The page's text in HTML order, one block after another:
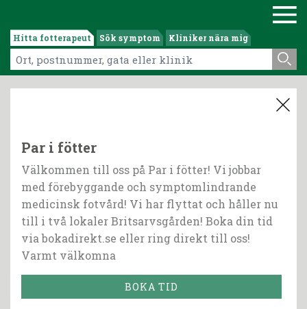
Hitta fotterapeut Sök symptom Kliniker nära mig
Par i fötter
Välkommen till oss på Par i fötter! Vi jobbar
med förebyggande och symptomlindrande
medicinsk fotvård! Vi har flyttat och håller nu
till i två lokaler Britsarvsgården! Boka din tid
via bokadirekt.se eller ring direkt till oss!
Varmt välkomna
BOKA TID